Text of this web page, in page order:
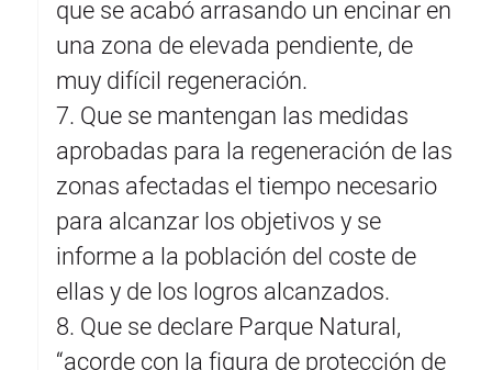
que se acabó arrasando un encinar en
una zona de elevada pendiente, de
muy difícil regeneración.
7. Que se mantengan las medidas
aprobadas para la regeneración de las
zonas afectadas el tiempo necesario
para alcanzar los objetivos y se
informe a la población del coste de
ellas y de los logros alcanzados.
8. Que se declare Parque Natural,
“acorde con la figura de protección de